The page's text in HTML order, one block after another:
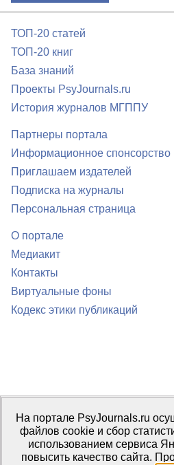
ТОП-20 статей
ТОП-20 книг
База знаний
Проекты PsyJournals.ru
История журналов МГППУ
Партнеры портала
Информационное спонсорство
Приглашаем издателей
Подписка на журналы
Персональная страница
О портале
Медиакит
Контакты
Виртуальные фоны
Кодекс этики публикаций
Портал психологических изданий
Правила использования материалов
Свидетельство регистрации СМИЭл №
2016 г.
На портале PsyJournals.ru
файлов cookie и сбор
использованием сервиса
повысить качество сайта.